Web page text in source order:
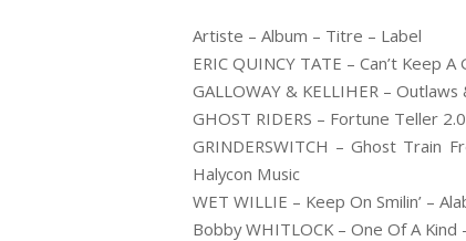
Artiste – Album – Titre – Label
ERIC QUINCY TATE – Can’t Keep
GALLOWAY & KELLIHER –
GHOST RIDERS – Fortune Teller
GRINDERSWITCH – Ghost Train
Halycon Music
WET WILLIE – Keep On Smilin’ –
Bobby WHITLOCK – One Of A Kind